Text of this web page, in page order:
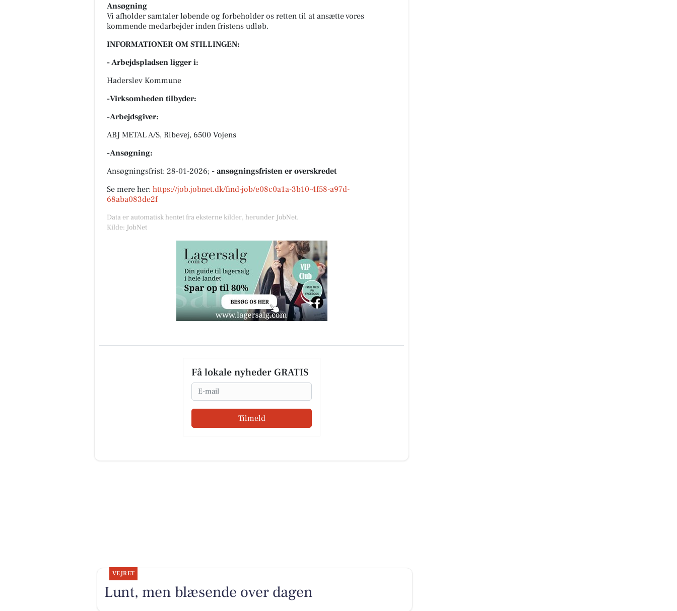
Ansøgning
Vi afholder samtaler løbende og forbeholder os retten til at ansætte vores
kommende medarbejder inden fristens udløb.
INFORMATIONER OM STILLINGEN:
- Arbejdspladsen ligger i:
Haderslev Kommune
-Virksomheden tilbyder:
-Arbejdsgiver:
ABJ METAL A/S, Ribevej, 6500 Vojens
-Ansøgning:
Ansøgningsfrist: 28-01-2026; - ansøgningsfristen er overskredet
Se mere her: https://job.jobnet.dk/find-job/e08c0a1a-3b10-4f58-a97d-
68aba083de2f
Data er automatisk hentet fra eksterne kilder, herunder JobNet.
Kilde: JobNet
Få lokale nyheder GRATIS
Email
Tilmeld
VEJRET
Lunt, men blæsende over dagen